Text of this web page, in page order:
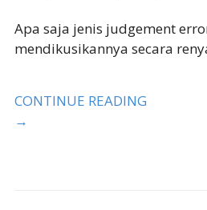
Apa saja jenis judgement
mendikusikannya secara
CONTINUE READING
→